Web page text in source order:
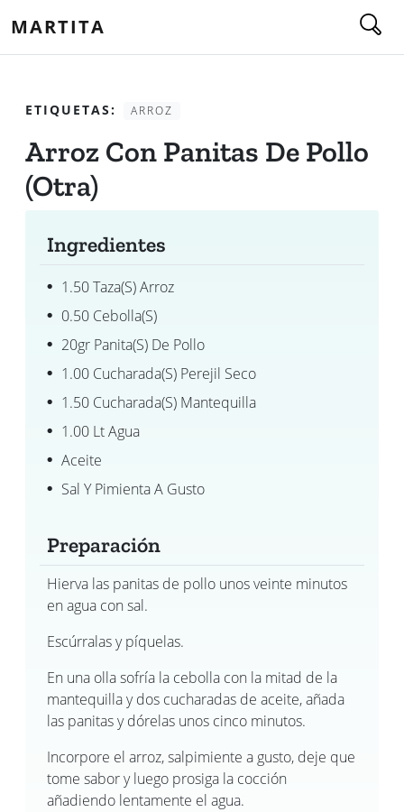
MARTITA
ETIQUETAS: ARROZ
Arroz Con Panitas De Pollo
(otra)
Ingredientes
1.50 Taza(s) Arroz
0.50 Cebolla(s)
20gr Panita(s) De Pollo
1.00 Cucharada(s) Perejil Seco
1.50 Cucharada(s) Mantequilla
1.00 Lt Agua
Aceite
Sal Y Pimienta A Gusto
Preparación
Hierva las panitas de pollo unos veinte minutos
en agua con sal.
Escúrralas y píquelas.
En una olla sofría la cebolla con la mitad de la
mantequilla y dos cucharadas de aceite, añada
las panitas y dórelas unos cinco minutos.
Incorpore el arroz, salpimiente a gusto, deje que
tome sabor y luego prosiga la cocción
añadiendo lentamente el agua.